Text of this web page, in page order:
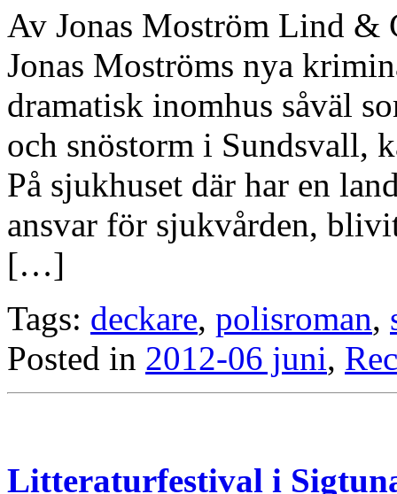
Av Jonas Moström Lind &
Jonas Moströms nya
dramatisk inomhus såväl
och snöstorm i Sundsvall,
På sjukhuset där har en
ansvar för sjukvården,
[…]
Tags: deckare, polisroman,
Posted in 2012-06 juni,
Litteraturfestival i